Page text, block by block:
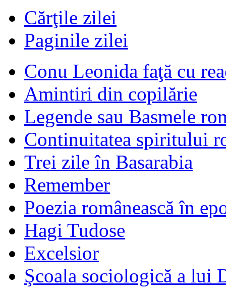
Cărţile zilei
Paginile zilei
Conu Leonida faţă cu
Amintiri din copilărie
Legende sau Basmele
Continuitatea spiritului
Trei zile în Basarabia
Remember
Poezia românească în
Hagi Tudose
Excelsior
Şcoala sociologică a lui